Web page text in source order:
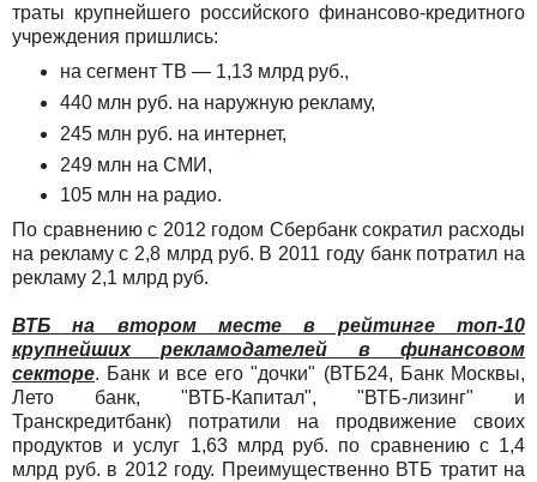
траты крупнейшего российского финансово-кредитного
учреждения пришлись:
на сегмент ТВ — 1,13 млрд руб.,
440 млн руб. на наружную рекламу,
245 млн руб. на интернет,
249 млн на СМИ,
105 млн на радио.
По сравнению с 2012 годом Сбербанк сократил расходы
на рекламу с 2,8 млрд руб. В 2011 году банк потратил на
рекламу 2,1 млрд руб.
ВТБ на втором месте в рейтинге топ-10
крупнейших рекламодателей в финансовом
секторе. Банк и все его "дочки" (ВТБ24, Банк Москвы,
Лето банк, "ВТБ-Капитал", "ВТБ-лизинг" и
Транскредитбанк) потратили на продвижение своих
продуктов и услуг 1,63 млрд руб. по сравнению с 1,4
млрд руб. в 2012 году. Преимущественно ВТБ тратит на